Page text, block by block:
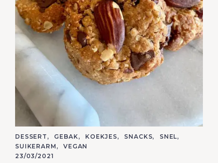
C
A
T
E
DESSERT GEBAK KOEKJES SNACKS
SNEL
SUIKERARM
VEGAN
23/03/2021